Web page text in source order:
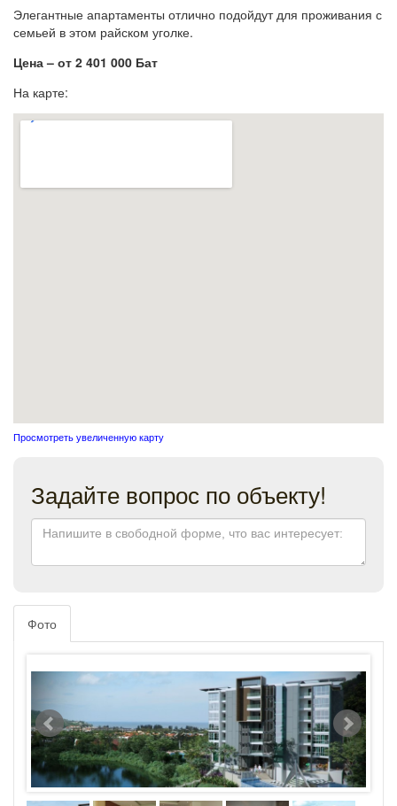
Элегантные апартаменты отлично подойдут для проживания с
семьей в этом райском уголке.
Цена – от 2 401 000 Бат
На карте:
Просмотреть увеличенную карту
Задайте вопрос по объекту!
Фото